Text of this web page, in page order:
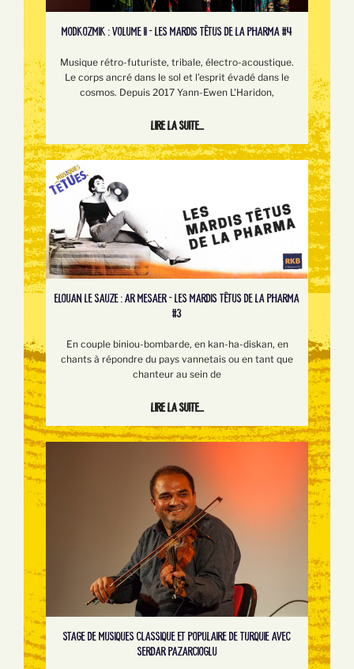
MODKOZMIK : VOLUME II - LES MARDIS TÊTUS DE LA PHARMA #4
Musique rétro-futuriste, tribale, électro-acoustique.
Le corps ancré dans le sol et l’esprit évadé dans le
cosmos. Depuis 2017 Yann-Ewen L'Haridon,
Lire la suite...
ELOUAN LE SAUZE : AR MESAER - LES MARDIS TÊTUS DE LA PHARMA
#3
En couple biniou-bombarde, en kan-ha-diskan, en
chants à répondre du pays vannetais ou en tant que
chanteur au sein de
Lire la suite...
STAGE DE MUSIQUES CLASSIQUE ET POPULAIRE DE TURQUIE AVEC
SERDAR PAZARCIOGLU